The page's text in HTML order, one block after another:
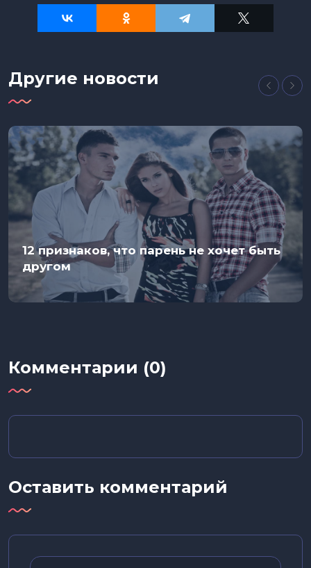
Другие новости
12 признаков, что парень не хочет быть
другом
Комментарии (0)
Оставить комментарий